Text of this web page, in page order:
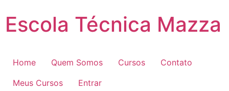
para
Escola Técnica Mazza
Home Quem Somos Cursos
Contato
Meus Cursos
Entrar